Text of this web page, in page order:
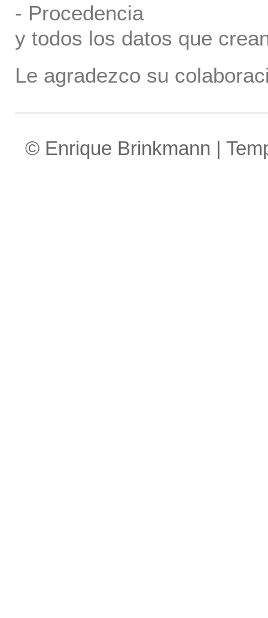
- Procedencia
y todos los datos que
Le agradezco su
© Enrique Brinkmann |